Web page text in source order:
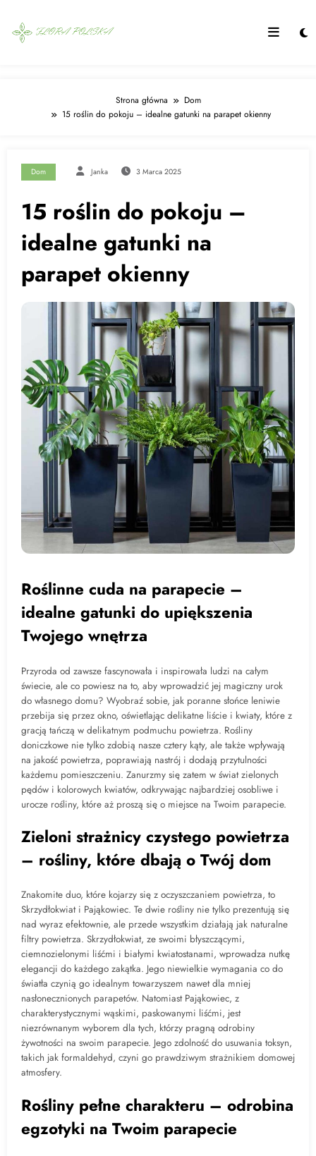
content
Strona główna
Dom
15 roślin do pokoju – idealne gatunki na parapet okienny
Dom Janka 3 Marca 2025
15 roślin do pokoju –
idealne gatunki na
parapet okienny
Roślinne cuda na parapecie –
idealne gatunki do upiększenia
Twojego wnętrza
Przyroda od zawsze fascynowała i inspirowała ludzi na całym
świecie, ale co powiesz na to, aby wprowadzić jej magiczny urok
do własnego domu? Wyobraź sobie, jak poranne słońce leniwie
przebija się przez okno, oświetlając delikatne liście i kwiaty, które z
gracją tańczą w delikatnym podmuchu powietrza. Rośliny
doniczkowe nie tylko zdobią nasze cztery kąty, ale także wpływają
na jakość powietrza, poprawiają nastrój i dodają przytulności
każdemu pomieszczeniu. Zanurzmy się zatem w świat zielonych
pędów i kolorowych kwiatów, odkrywając najbardziej osobliwe i
urocze rośliny, które aż proszą się o miejsce na Twoim parapecie.
Zieloni strażnicy czystego powietrza
– rośliny, które dbają o Twój dom
Znakomite duo, które kojarzy się z oczyszczaniem powietrza, to
Skrzydłokwiat i Pająkowiec. Te dwie rośliny nie tylko prezentują się
nad wyraz efektownie, ale przede wszystkim działają jak naturalne
filtry powietrza. Skrzydłokwiat, ze swoimi błyszczącymi,
ciemnozielonymi liśćmi i białymi kwiatostanami, wprowadza nutkę
elegancji do każdego zakątka. Jego niewielkie wymagania co do
światła czynią go idealnym towarzyszem nawet dla mniej
nasłonecznionych parapetów. Natomiast Pająkowiec, z
charakterystycznymi wąskimi, paskowanymi liśćmi, jest
niezrównanym wyborem dla tych, którzy pragną odrobiny
żywotności na swoim parapecie. Jego zdolność do usuwania toksyn,
takich jak formaldehyd, czyni go prawdziwym strażnikiem domowej
atmosfery.
Rośliny pełne charakteru – odrobina
egzotyki na Twoim parapecie